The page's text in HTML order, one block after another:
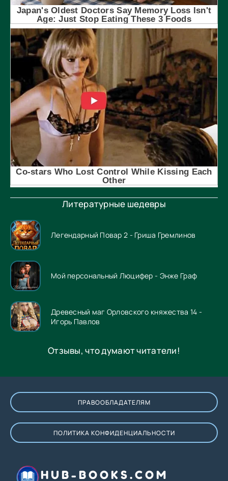
Литературные шедевры
Легендарный Повар 2 - Гриша Гремлинов
Мой персональный Люцифер - Энже Граф
Древесный маг Орловского княжества 14 -
Игорь Павлов
Отзывы, что думают читатели!
ПРАВООБЛАДАТЕЛЯМ
ПОЛИТИКА КОНФИДЕНЦИАЛЬНОСТИ
HUB-BOOKS.COM